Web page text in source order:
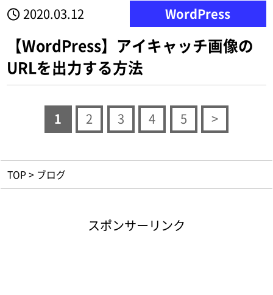
2020.03.12 WordPress
【WordPress】アイキャッチ画像の
URLを出力する方法
1 2 3 4 5 >
TOP > ブログ
スポンサーリンク